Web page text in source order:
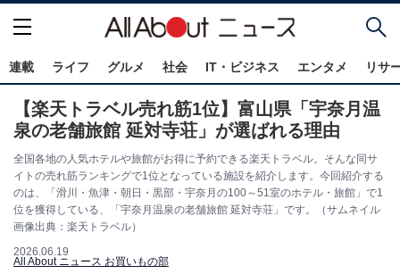
連載 ライフ グルメ 社会 IT・ビジネス エンタメ リサ
【楽天トラベル売れ筋1位】富山県「宇奈月温
泉の老舗旅館 延対寺荘」が選ばれる理由
全国各地の人気ホテルや旅館がお得に予約できる楽天トラベル。そんな同サ
イトの売れ筋ランキングで1位となっている施設を紹介します。今回紹介する
のは、「滑川・魚津・朝日・黒部・宇奈月の100～51室のホテル・旅館」で1
位を獲得している、「宇奈月温泉の老舗旅館 延対寺荘」です。（サムネイル
画像出典：楽天トラベル）
2026.06.19
All About ニュース お買いもの部